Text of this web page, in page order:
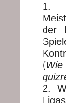
der
(Wie